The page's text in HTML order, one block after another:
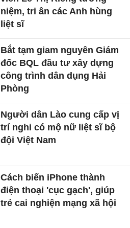
niệm, tri ân các Anh hùng
liệt sĩ
Bắt tạm giam nguyên Giám
đốc BQL đầu tư xây dựng
công trình dân dụng Hải
Phòng
Người dân Lào cung cấp vị
trí nghi có mộ nữ liệt sĩ bộ
đội Việt Nam
Cách biến iPhone thành
điện thoại 'cục gạch', giúp
trẻ cai nghiện mạng xã hội